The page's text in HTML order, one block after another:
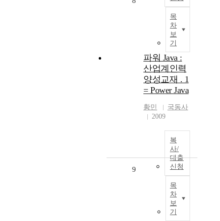
목
차
보
기
파워 Java :
산업계인력
양성교재 . 1
= Power Java
황민
국동사
2009
복
사/
대출
신청
목
차
보
기
9